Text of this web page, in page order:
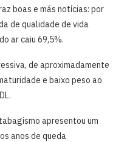
boas e más notícias: por
de qualidade de vida
ar caiu 69,5%.
de aproximadamente
e baixo peso ao
apresentou um
anos de queda